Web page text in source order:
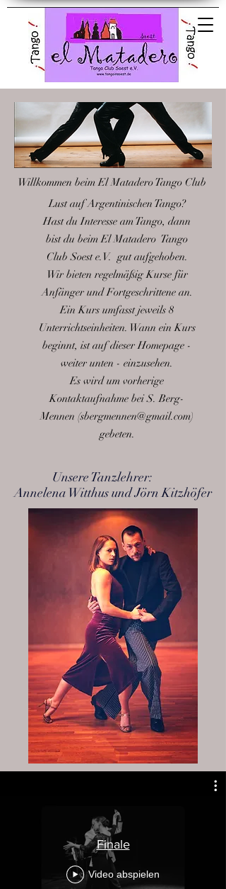
El Matadero Tango
Club Soest e.V.
Willkommen beim El Matadero Tango Club
Lust auf Argentinischen Tango?
Hast du Interesse am Tango, dann
bist du beimEl Matadero Tango
Club Soest e.V. gut aufgehoben.
Wir bieten regelmäßig Kurse für
Anfänger und Fortgeschrittene an.
Ein Kurs umfasst jeweils 8
Unterrichtseinheiten. Wann ein Kurs
beginnt, ist auf dieser Homepage -
weiter unten - einzusehen.
Es wird um vorherige
Kontaktaufnahme bei S. Berg-
Mennen (sbergmennen@gmail.com)
gebeten.
Unsere Tanzlehrer:
Annelena Witthus und Jörn Kitzhöfer
Finale
Video abspielen